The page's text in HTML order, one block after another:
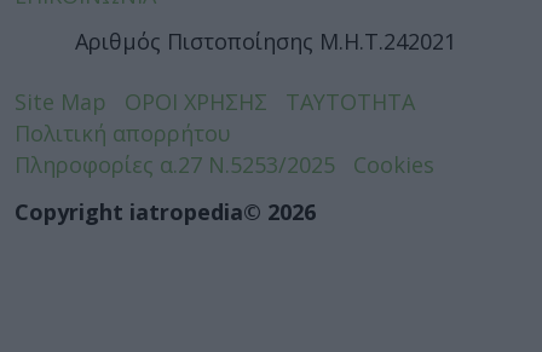
Αριθμός Πιστοποίησης Μ.Η.Τ.242021
Site Map ΟΡΟΙ ΧΡΗΣΗΣ
ΤΑΥΤΟΤΗΤΑ
Πολιτική απορρήτου
Πληροφορίες α.27 Ν.5253/2025
Cookies
Copyright iatropedia© 2026